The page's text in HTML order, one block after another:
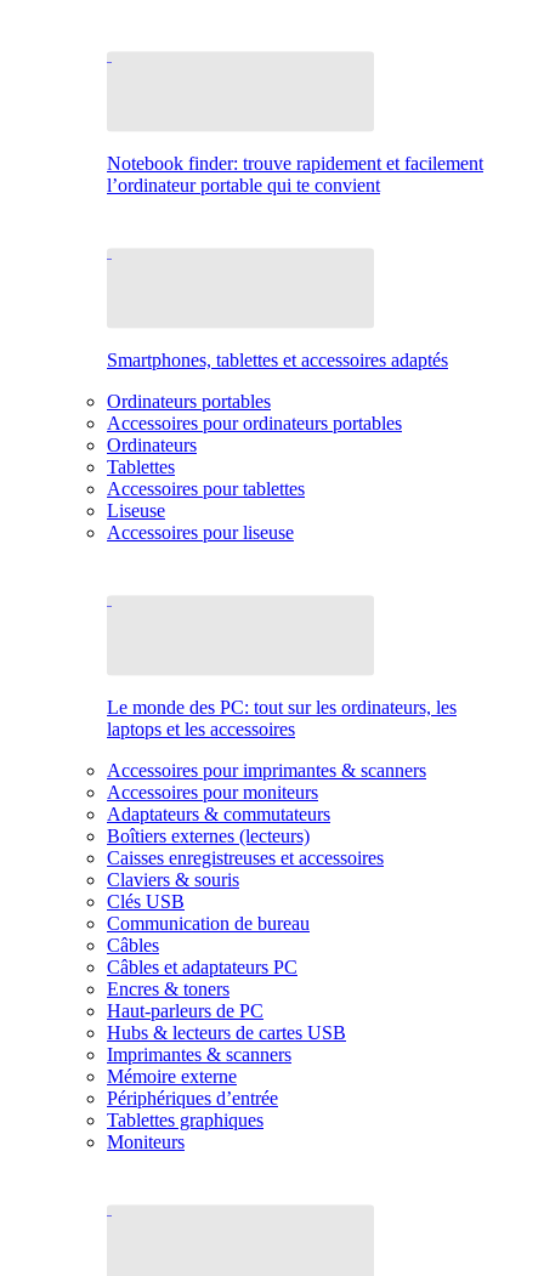
Notebook finder: trouve rapidement et facilement
l’ordinateur portable qui te convient
Smartphones, tablettes et accessoires adaptés
Ordinateurs portables
Accessoires pour ordinateurs portables
Ordinateurs
Tablettes
Accessoires pour tablettes
Liseuse
Accessoires pour liseuse
Le monde des PC: tout sur les ordinateurs, les
laptops et les accessoires
Accessoires pour imprimantes & scanners
Accessoires pour moniteurs
Adaptateurs & commutateurs
Boîtiers externes (lecteurs)
Caisses enregistreuses et accessoires
Claviers & souris
Clés USB
Communication de bureau
Câbles
Câbles et adaptateurs PC
Encres & toners
Haut-parleurs de PC
Hubs & lecteurs de cartes USB
Imprimantes & scanners
Mémoire externe
Périphériques d’entrée
Tablettes graphiques
Moniteurs